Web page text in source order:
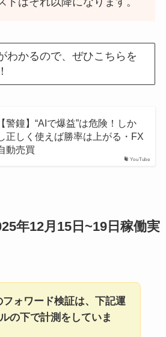
わかるので、ぜひこちらを
YouTube
【警鐘】“AIで爆益”は危険！しか
正しく使えば勝率は上がる・FX
動売買
年12月15日~19日稼働実
フォワード検証は、下記運
の下で計測をしていま